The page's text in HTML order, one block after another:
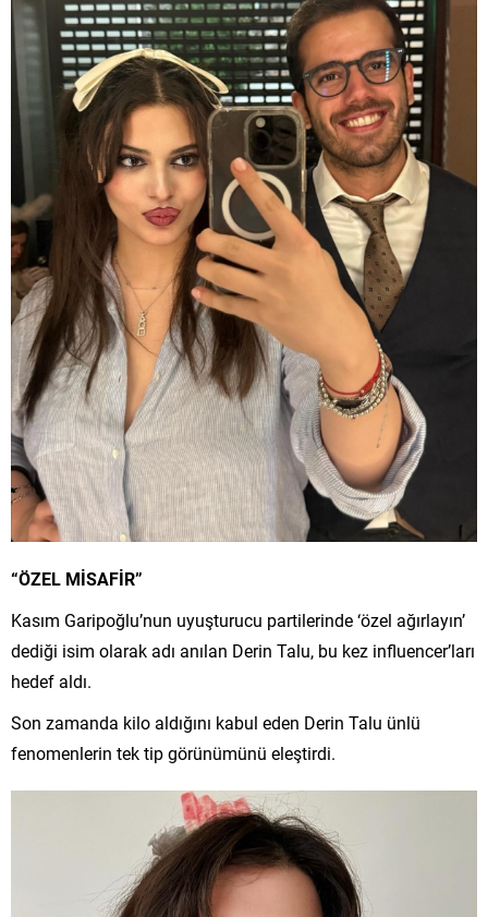
“ÖZEL MİSAFİR”
Kasım Garipoğlu’nun uyuşturucu partilerinde ‘özel ağırlayın’
dediği isim olarak adı anılan Derin Talu, bu kez influencer’ları
hedef aldı.
Son zamanda kilo aldığını kabul eden Derin Talu ünlü
fenomenlerin tek tip görünümünü eleştirdi.